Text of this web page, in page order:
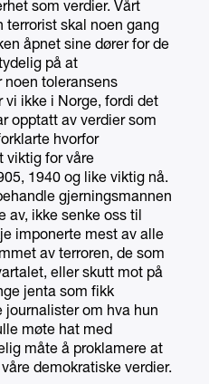
som verdier. Vårt
terrorist skal noen gang
åpnet sine dører for de
på at
noen toleransens
vi ikke i Norge, fordi det
opptatt av verdier som
hvorfor
viktig for våre
1940 og like viktig nå.
gjerningsmannen
av, ikke senke oss til
imponerte mest av alle
av terroren, de som
eller skutt mot på
jenta som fikk
journalister om hva hun
møte hat med
måte å proklamere at
demokratiske verdier.